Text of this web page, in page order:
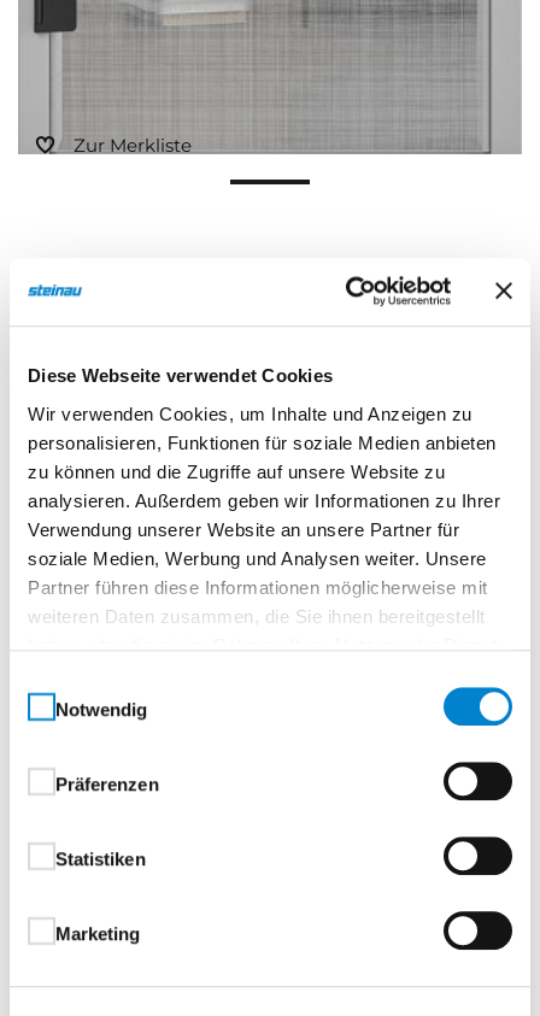
Diese Webseite verwendet Cookies
Wir verwenden Cookies, um Inhalte und Anzeigen zu
personalisieren, Funktionen für soziale Medien anbieten
zu können und die Zugriffe auf unsere Website zu
analysieren. Außerdem geben wir Informationen zu Ihrer
Verwendung unserer Website an unsere Partner für
soziale Medien, Werbung und Analysen weiter. Unsere
Partner führen diese Informationen möglicherweise mit
weiteren Daten zusammen, die Sie ihnen bereitgestellt
Notwendig
Präferenzen
Statistiken
Marketing
Zur Merkliste
Beschreibung
VersioGlas Cotton like
Kreativität trifft Klarheit:
Glastüren mit einem besonderen Designanspruch.
verwandeln Glas in ein stilvolles Gestaltungselement,
das Ihren Wohnräumen Individualität und Struktur
verleiht.